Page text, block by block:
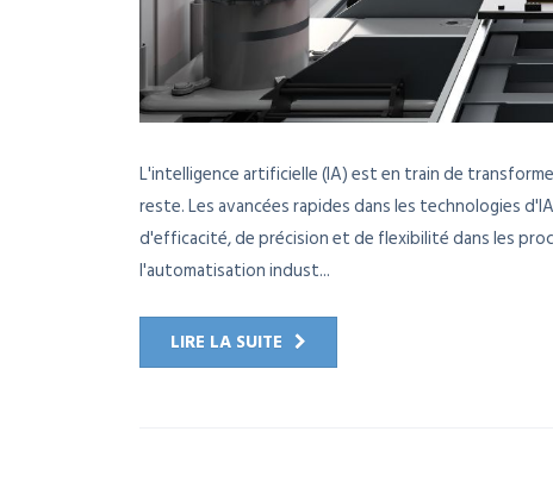
L'intelligence artificielle (IA) est en train de
reste. Les avancées rapides dans les technologies
d'efficacité, de précision et de flexibilité dans les
l'automatisation indust...
LIRE LA SUITE